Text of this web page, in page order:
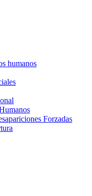
humanos
Forzadas